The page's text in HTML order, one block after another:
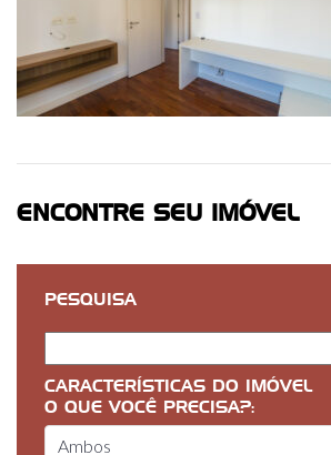
ENCONTRE SEU IMÓVEL
PESQUISA
CARACTERÍSTICAS DO IMÓVEL
O QUE VOCÊ PRECISA?: